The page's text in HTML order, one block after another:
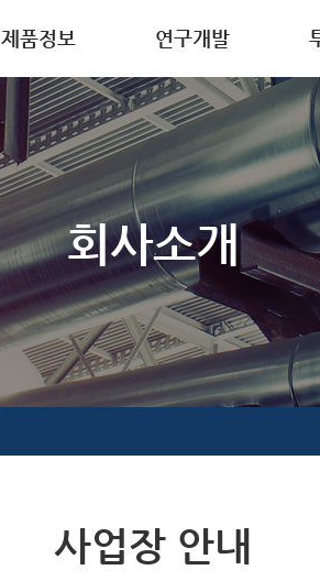
제품정보
플레이 소재
도체 소재
차전지 소재
의약품 중간체
밀 화학 소재
연구개발
연구개발
회사소개
사업장 안내